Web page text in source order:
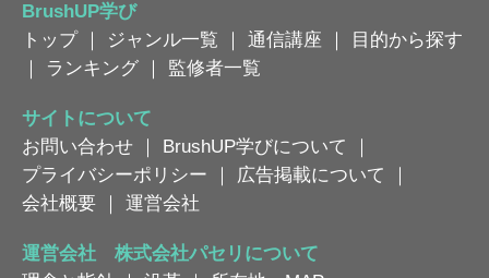
BrushUP学び
トップ｜ ジャンル一覧 ｜ 通信講座 ｜
目的から探す
｜
ランキング ｜ 監修者一覧
サイトについて
お問い合わせ ｜ BrushUP学びについて
｜
プライバシーポリシー ｜ 広告掲載について
｜
会社概要 ｜ 運営会社
運営会社 株式会社パセリについて